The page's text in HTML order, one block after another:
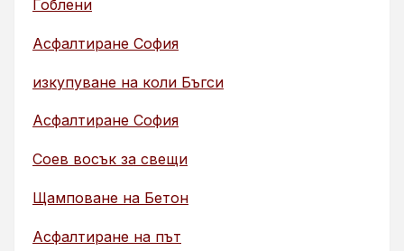
Гоблени
Асфалтиране София
изкупуване на коли Бъгси
Асфалтиране София
Соев восък за свещи
Щамповане на Бетон
Асфалтиране на път